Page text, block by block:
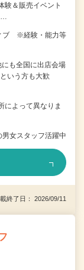
験＆販売イベント
ブ ※経験・能力等
も全国に出店会場
いう方も大歓
よって異なりま
女スタッフ活躍中
終了日： 2026/09/11